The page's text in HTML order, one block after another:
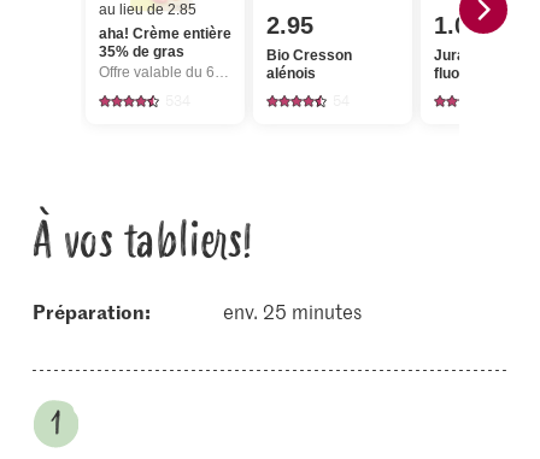
au lieu de 2.85
aha! Crème entière
35% de gras
Offre valable du 6.8 au 12.8.2026, jusqu’à épuisement du stock.
2.95
Bio Cresson
alénois
1.05
Jura Sel Sel
fluoré
À vos tabliers!
Préparation: env. 25 minutes